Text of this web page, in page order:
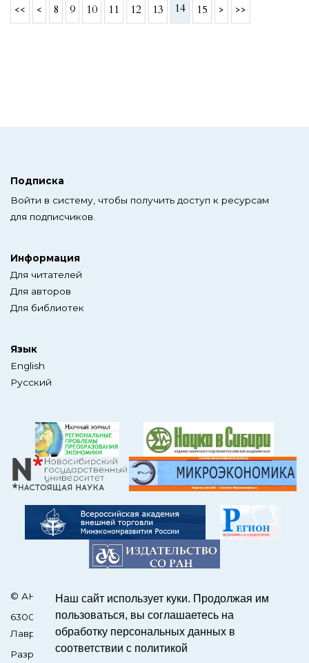
Наш сайт использует куки. Продолжая им
пользоваться, вы соглашаетесь на
обработку персональных данных в
соответствии с политикой
<< < 8 9 10 11 12 13 14 15 > >>
Подписка
Войти в систему, чтобы получить доступ к ресурсам
для подписчиков.
Информация
Для читателей
Для авторов
Для библиотек
Язык
English
Русский
© АНО Редакция журнала «ЭКО»
630090, Россия, Новосибирск, пр. Академика
Лаврентьева, 17
Разработка сайтов на OJS –SCIENCEJOUR.RU